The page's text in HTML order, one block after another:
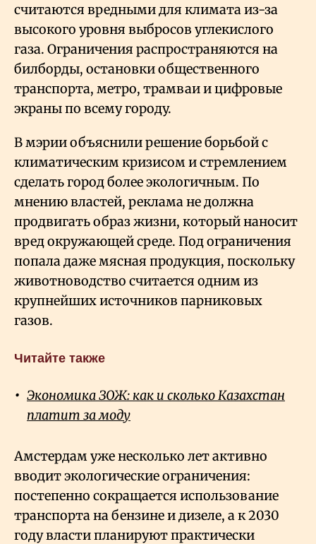
считаются вредными для климата из-за
высокого уровня выбросов углекислого
газа. Ограничения распространяются на
билборды, остановки общественного
транспорта, метро, трамваи и цифровые
экраны по всему городу.
В мэрии объяснили решение борьбой с
климатическим кризисом и стремлением
сделать город более экологичным. По
мнению властей, реклама не должна
продвигать образ жизни, который наносит
вред окружающей среде. Под ограничения
попала даже мясная продукция, поскольку
животноводство считается одним из
крупнейших источников парниковых
газов.
Читайте также
Экономика ЗОЖ: как и сколько Казахстан
платит за моду
Амстердам уже несколько лет активно
вводит экологические ограничения:
постепенно сокращается использование
транспорта на бензине и дизеле, а к 2030
году власти планируют практически